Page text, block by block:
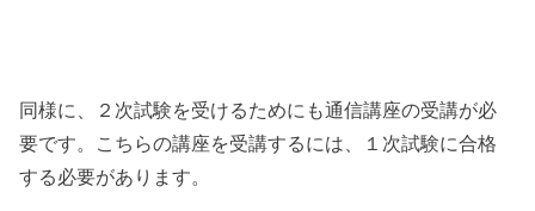
同様に、２次試験を受けるためにも通信講座の受講が必
要です。こちらの講座を受講するには、１次試験に合格
する必要があります。